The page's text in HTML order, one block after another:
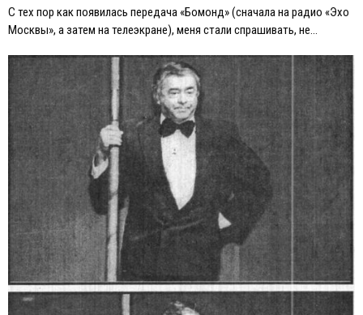
С тех пор как появилась передача «Бомонд» (сначала на радио «Эхо
Москвы», а затем на телеэкране), меня стали спрашивать, не…